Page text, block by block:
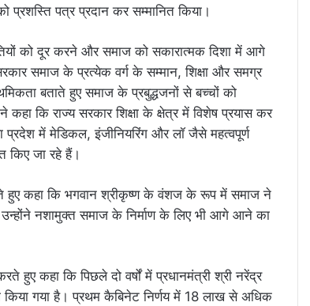
प्रशस्ति पत्र प्रदान कर सम्मानित किया।
को दूर करने और समाज को सकारात्मक दिशा में आगे
समाज के प्रत्येक वर्ग के सम्मान, शिक्षा और समग्र
बताते हुए समाज के प्रबुद्धजनों से बच्चों को
कहा कि राज्य सरकार शिक्षा के क्षेत्र में विशेष प्रयास कर
में मेडिकल, इंजीनियरिंग और लॉ जैसे महत्वपूर्ण
किए जा रहे हैं।
हुए कहा कि भगवान श्रीकृष्ण के वंशज के रूप में समाज ने
नशामुक्त समाज के निर्माण के लिए भी आगे आने का
हुए कहा कि पिछले दो वर्षों में प्रधानमंत्री श्री नरेंद्र
किया गया है। प्रथम कैबिनेट निर्णय में 18 लाख से अधिक